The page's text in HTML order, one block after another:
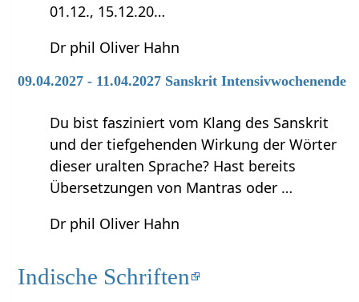
01.12., 15.12.20…
Dr phil Oliver Hahn
09.04.2027 - 11.04.2027 Sanskrit Intensivwochenende
Du bist fasziniert vom Klang des Sanskrit
und der tiefgehenden Wirkung der Wörter
dieser uralten Sprache? Hast bereits
Übersetzungen von Mantras oder …
Dr phil Oliver Hahn
Indische Schriften